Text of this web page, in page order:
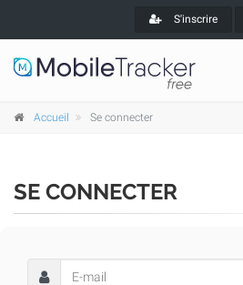
S'inscrire
Accueil Se connecter
SE CONNECTER